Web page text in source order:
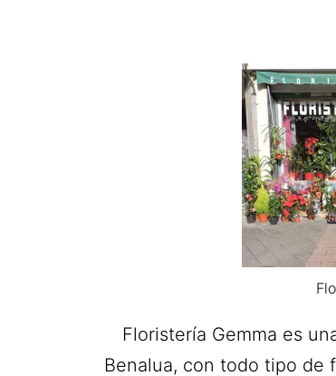
Floristería Gemma es
Benalua, con todo tipo de